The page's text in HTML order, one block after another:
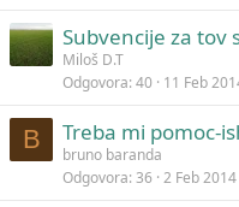
Subvencije za tov
Miloš D.T
Odgovora 40 11 Feb
B Treba mi pomoc-
bruno baranda
Odgovora 36 2 Feb 2014